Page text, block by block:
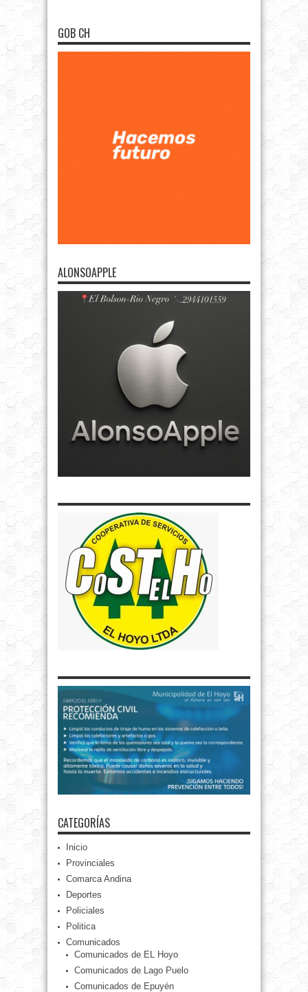
GOB CH
ALONSOAPPLE
CATEGORÍAS
Inicio
Provinciales
Comarca Andina
Deportes
Policiales
Politica
Comunicados
Comunicados de EL Hoyo
Comunicados de Lago Puelo
Comunicados de Epuyén